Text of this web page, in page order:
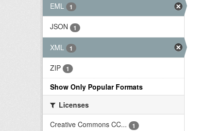
EML 1
JSON 1
XML 1
ZIP 1
Show Only Popular Formats
Licenses
Creative Commons CC...
1